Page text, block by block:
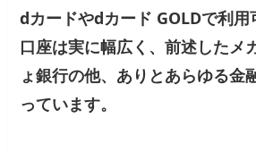
dカードやdカード GOLDで利用
口座は実に幅広く、前述したメ
ょ銀行の他、ありとあらゆる金
っています。